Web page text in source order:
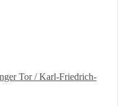
Tor / Karl-Friedrich-